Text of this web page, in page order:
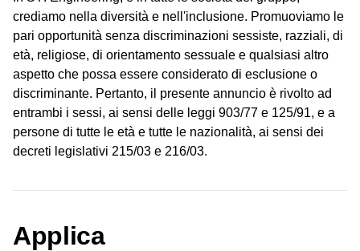
crediamo nella diversità e nell'inclusione. Promuoviamo le
pari opportunità senza discriminazioni sessiste, razziali, di
età, religiose, di orientamento sessuale e qualsiasi altro
aspetto che possa essere considerato di esclusione o
discriminante. Pertanto, il presente annuncio è rivolto ad
entrambi i sessi, ai sensi delle leggi 903/77 e 125/91, e a
persone di tutte le età e tutte le nazionalità, ai sensi dei
decreti legislativi 215/03 e 216/03.
Applica